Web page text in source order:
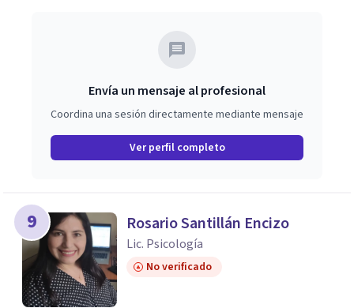
Envía un mensaje al profesional
Coordina una sesión directamente mediante mensaje
Ver perfil completo
9 Rosario Santillán Encizo
Lic. Psicología
No verificado